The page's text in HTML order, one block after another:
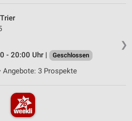
❯
- 20:00 Uhr |
Geschlossen
Angebote: 3 Prospekte